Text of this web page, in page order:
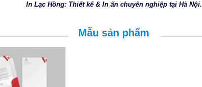
In Lạc Hồng: Thiết kế & In ấn chuyên nghiệp tại Hà Nội.
Mẫu sản phẩm